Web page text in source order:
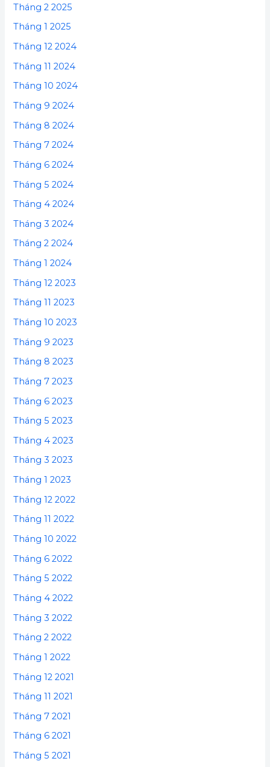
Tháng 2 2025
Tháng 1 2025
Tháng 12 2024
Tháng 11 2024
Tháng 10 2024
Tháng 9 2024
Tháng 8 2024
Tháng 7 2024
Tháng 6 2024
Tháng 5 2024
Tháng 4 2024
Tháng 3 2024
Tháng 2 2024
Tháng 1 2024
Tháng 12 2023
Tháng 11 2023
Tháng 10 2023
Tháng 9 2023
Tháng 8 2023
Tháng 7 2023
Tháng 6 2023
Tháng 5 2023
Tháng 4 2023
Tháng 3 2023
Tháng 1 2023
Tháng 12 2022
Tháng 11 2022
Tháng 10 2022
Tháng 6 2022
Tháng 5 2022
Tháng 4 2022
Tháng 3 2022
Tháng 2 2022
Tháng 1 2022
Tháng 12 2021
Tháng 11 2021
Tháng 7 2021
Tháng 6 2021
Tháng 5 2021